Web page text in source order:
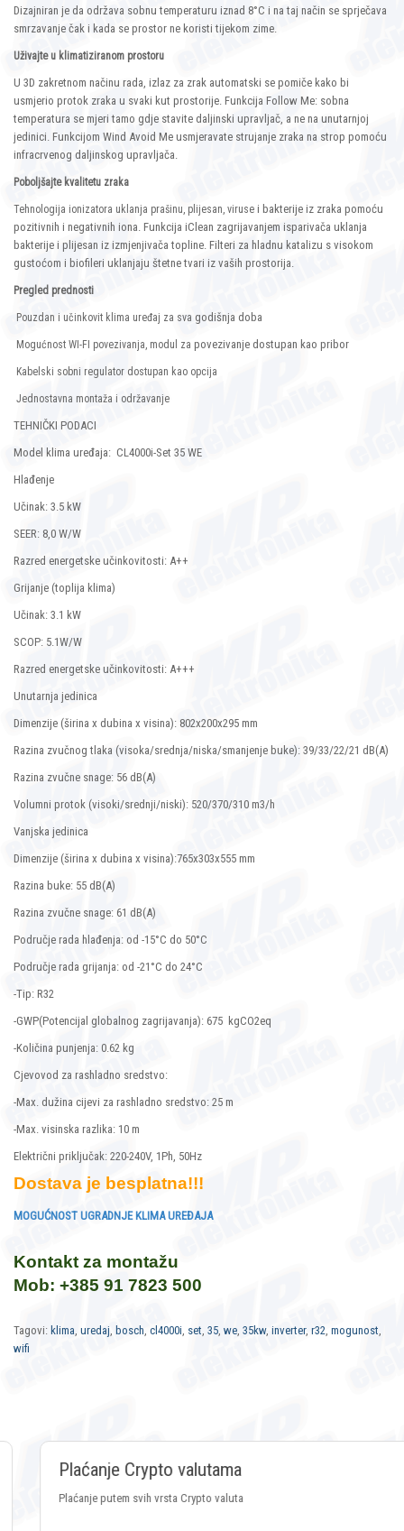
Dizajniran je da održava sobnu temperaturu iznad 8°C i na taj način se sprječava
smrzavanje čak i kada se prostor ne koristi tijekom zime.
Uživajte u klimatiziranom prostoru
U 3D zakretnom načinu rada, izlaz za zrak automatski se pomiče kako bi
usmjerio protok zraka u svaki kut prostorije. Funkcija Follow Me: sobna
temperatura se mjeri tamo gdje stavite daljinski upravljač, a ne na unutarnjoj
jedinici. Funkcijom Wind Avoid Me usmjeravate strujanje zraka na strop pomoću
infracrvenog daljinskog upravljača.
Poboljšajte kvalitetu zraka
Tehnologija ionizatora uklanja prašinu, plijesan, viruse i bakterije iz zraka pomoću
pozitivnih i negativnih iona. Funkcija iClean zagrijavanjem isparivača uklanja
bakterije i plijesan iz izmjenjivača topline. Filteri za hladnu katalizu s visokom
gustoćom i biofileri uklanjaju štetne tvari iz vaših prostorija.
Pregled prednosti
Pouzdan i učinkovit klima uređaj za sva godišnja doba
Mogućnost WI-FI povezivanja, modul za povezivanje dostupan kao pribor
Kabelski sobni regulator dostupan kao opcija
Jednostavna montaža i održavanje
TEHNIČKI PODACI
Model klima uređaja: CL4000i-Set 35 WE
Hlađenje
Učinak: 3.5 kW
SEER: 8,0 W/W
Razred energetske učinkovitosti: A++
Grijanje (toplija klima)
Učinak: 3.1 kW
SCOP: 5.1W/W
Razred energetske učinkovitosti: A+++
Unutarnja jedinica
Dimenzije (širina x dubina x visina): 802x200x295 mm
Razina zvučnog tlaka (visoka/srednja/niska/smanjenje buke): 39/33/22/21 dB(A)
Razina zvučne snage: 56 dB(A)
Volumni protok (visoki/srednji/niski): 520/370/310 m3/h
Vanjska jedinica
Dimenzije (širina x dubina x visina):765x303x555 mm
Razina buke: 55 dB(A)
Razina zvučne snage: 61 dB(A)
Područje rada hlađenja: od -15°C do 50°C
Područje rada grijanja: od -21°C do 24°C
-Tip: R32
-GWP(Potencijal globalnog zagrijavanja): 675 kgCO2eq
-Količina punjenja: 0.62 kg
Cjevovod za rashladno sredstvo:
-Max. dužina cijevi za rashladno sredstvo: 25 m
-Max. visinska razlika: 10 m
Električni priključak: 220-240V, 1Ph, 50Hz
Dostava je besplatna!!!
MOGUĆNOST UGRADNJE KLIMA UREĐAJA
Kontakt za montažu
Mob: +385 91 7823 500
Tagovi: klima, uredaj, bosch, cl4000i, set, 35, we, 35kw, inverter, r32, mogunost,
wifi
Plaćanje Crypto valutama
Plaćanje putem svih vrsta Crypto valuta